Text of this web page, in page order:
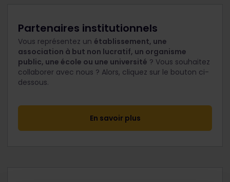
Partenaires institutionnels
Vous représentez un établissement, une
association à but non lucratif, un organisme
public, une école ou une université ? Vous souhaitez
collaborer avec nous ? Alors, cliquez sur le bouton ci-
dessous.
En savoir plus